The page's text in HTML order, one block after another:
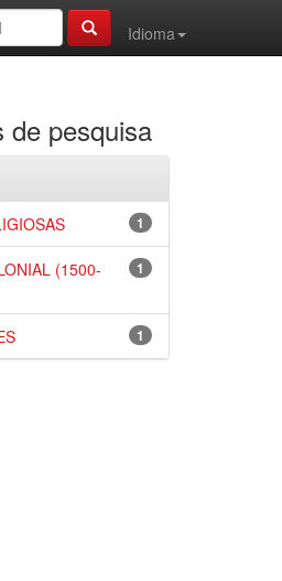
Idioma
de pesquisa
1
1
(1500-
1